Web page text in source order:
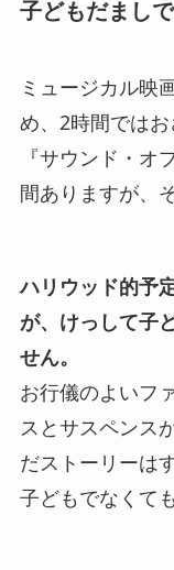
子どもだまし
ミュージカル映
め、2時間ではお
『サウンド・
間ありますが、
ハリウッド的予
が、けっして子
せん。
お行儀のよいフ
スとサスペンス
だストーリーは
子どもでなくて